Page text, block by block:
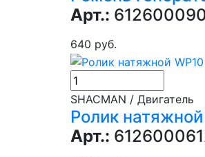
Арт.:
640 руб.
SHACMAN / Двигатель
Ролик
Арт.: